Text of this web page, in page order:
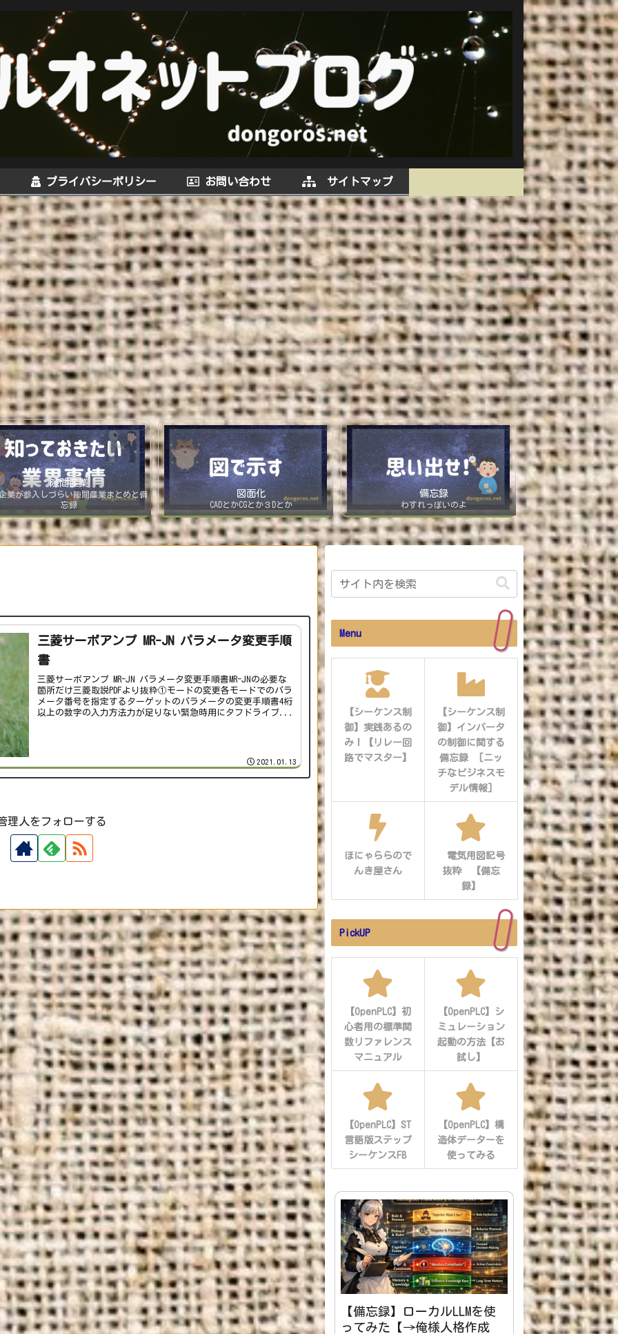
プライバシーポリシー お問い合わせ サイトマップ
隙間産業
業が参入しづらい隙間産業まとめと備
忘録
図面化
CADとかCGとか３Dとか
備忘録
わすれっぽいのよ
三菱サーボアンプ MR-JN パラメータ変更手順
書
三菱サーボアンプ MR-JN パラメータ変更手順書MR-JNの必要な
箇所だけ三菱取説PDFより抜粋①モードの変更各モードでのパラ
メータ番号を指定するターゲットのパラメータの変更手順書4桁
以上の数字の入力方法力が足りない緊急時用にタフドライブ...
2021.01.13
理人をフォローする
Menu
【シーケンス制
御】実践あるの
み！【リレー回
路でマスター】
【シーケンス制
御】インバータ
の制御に関する
備忘録 [ニッ
チなビジネスモ
デル情報]
ほにゃららので
んき屋さん
電気用図記号
抜粋 【備忘
録】
PickUP
【OpenPLC】初
心者用の標準関
数リファレンス
マニュアル
【OpenPLC】シ
ミュレーション
起動の方法【お
試し】
【OpenPLC】ST
言語版ステップ
シーケンスFB
【OpenPLC】構
造体データーを
使ってみる
【備忘録】ローカルLLMを使
ってみた【→俺様人格作成